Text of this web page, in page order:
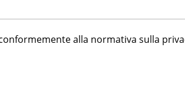
alla normativa sulla